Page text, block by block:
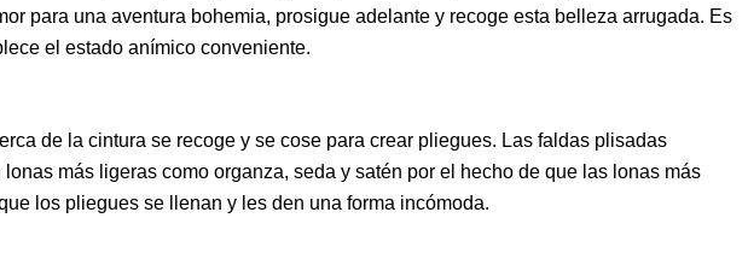
para una aventura bohemia, prosigue adelante y recoge esta belleza arrugada. Es
el estado anímico conveniente.
de la cintura se recoge y se cose para crear pliegues. Las faldas plisadas
más ligeras como organza, seda y satén por el hecho de que las lonas más
los pliegues se llenan y les den una forma incómoda.